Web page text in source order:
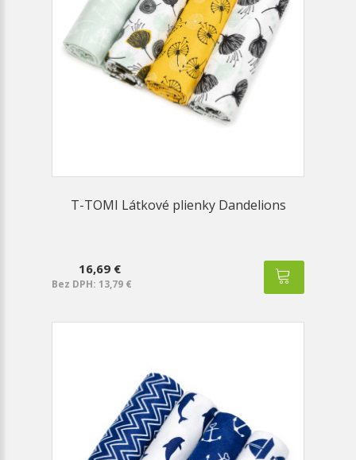
T-TOMI Látkové plienky Dandelions
16,69 €
Bez DPH: 13,79 €